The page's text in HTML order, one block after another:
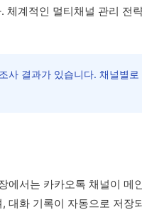
계적인 멀티채널 관리 전
사 결과가 있습니다. 채널별
서는 카카오톡 채널이 메
대화 기록이 자동으로 저장